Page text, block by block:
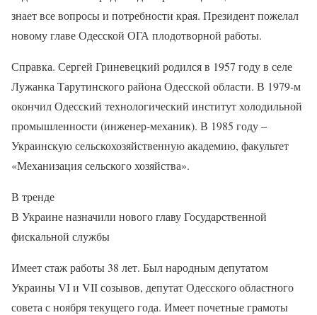
знает все вопросы и потребности края. Президент пожелал
новому главе Одесской ОГА плодотворной работы.
Справка. Сергей Гриневецкий родился в 1957 году в селе
Лужанка Тарутинского района Одесской области. В 1979-м
окончил Одесский технологический институт холодильной
промышленности (инженер-механик). В 1985 году –
Украинскую сельскохозяйственную академию, факультет
«Механизация сельского хозяйства».
В тренде
В Украине назначили нового главу Государственной
фискальной службы
Имеет стаж работы 38 лет. Был народным депутатом
Украины VI и VII созывов, депутат Одесского областного
совета с ноября текущего года. Имеет почетные грамоты